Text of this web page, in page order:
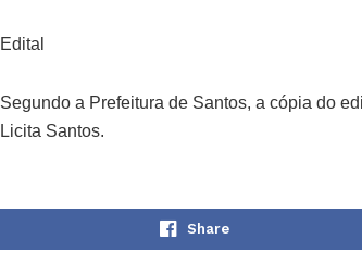
Edital
Segundo a Prefeitura de Santos, a cópia do
Licita Santos.
Share